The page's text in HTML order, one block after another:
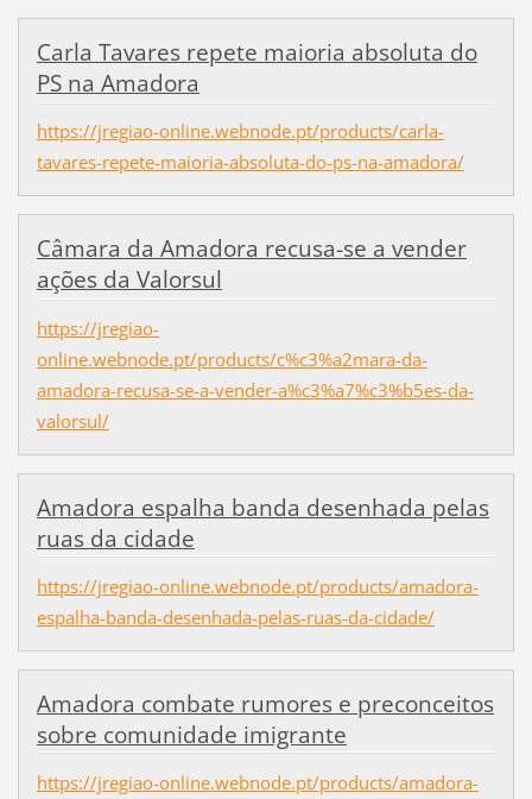
Carla Tavares repete maioria absoluta do
PS na Amadora
https://jregiao-online.webnode.pt/products/carla-
tavares-repete-maioria-absoluta-do-ps-na-amadora/
Câmara da Amadora recusa-se a vender
ações da Valorsul
https://jregiao-
online.webnode.pt/products/c%c3%a2mara-da-
amadora-recusa-se-a-vender-a%c3%a7%c3%b5es-da-
valorsul/
Amadora espalha banda desenhada pelas
ruas da cidade
https://jregiao-online.webnode.pt/products/amadora-
espalha-banda-desenhada-pelas-ruas-da-cidade/
Amadora combate rumores e preconceitos
sobre comunidade imigrante
https://jregiao-online.webnode.pt/products/amadora-